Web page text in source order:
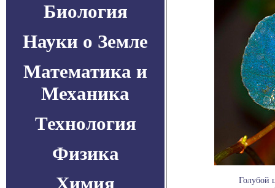
Биология
Науки о Земле
Математика и
Механика
Технология
Физика
Химия
Голубой